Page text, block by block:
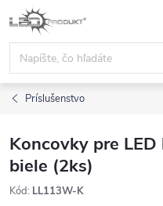
Prejsť
na
obsah
Príslušenstvo
Koncovky pre
biele (2ks)
Kód: LL113W-K